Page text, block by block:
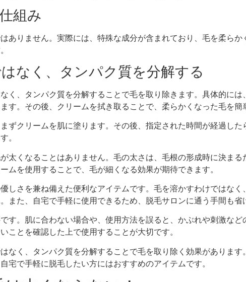
組み
ありません。実際には、特殊な成分が含まれており、毛を柔ら
なく、タンパク質を分解する
く、タンパク質を分解することで毛を取り除きます。具体的に
す。その後、クリームを拭き取ることで、柔らかくなった毛を簡
ずクリームを肌に塗ります。その後、指定された時間が経過した
。
太くなることはありません。毛の太さは、毛根の形成時に決ま
ムを使用することで、毛が細くなる効果が期待できます。
しさを兼ね備えた便利なアイテムです。毛を溶かすわけではな
また、自宅で手軽に使用できるため、脱毛サロンに通う手間も省
す。肌に合わない場合や、使用方法を誤ると、かぶれや刺激な
ことを確認した上で使用することが大切です。
なく、タンパク質を分解することで毛を取り除く効果があります
宅で手軽に脱毛したい方にはおすすめのアイテムです。